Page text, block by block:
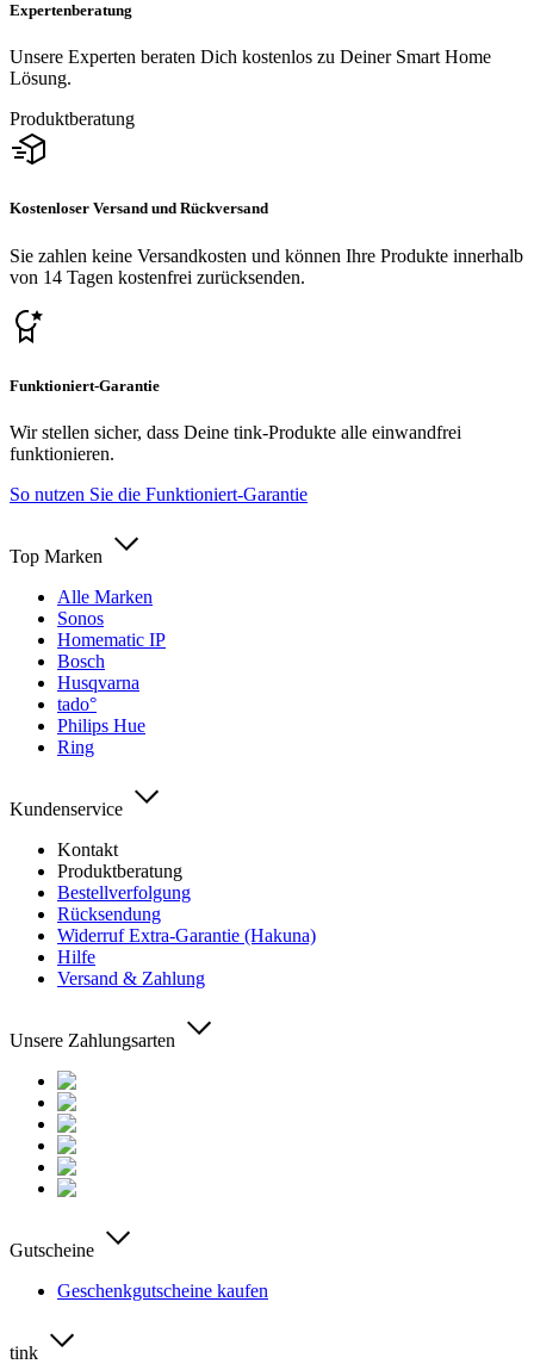
Expertenberatung
Unsere Experten beraten Dich kostenlos zu Deiner Smart Home
Lösung.
Produktberatung
Kostenloser Versand und Rückversand
Sie zahlen keine Versandkosten und können Ihre Produkte innerhalb
von 14 Tagen kostenfrei zurücksenden.
Funktioniert-Garantie
Wir stellen sicher, dass Deine tink-Produkte alle einwandfrei
funktionieren.
So nutzen Sie die Funktioniert-Garantie
Top Marken
Alle Marken
Sonos
Homematic IP
Bosch
Husqvarna
tado°
Philips Hue
Ring
Kundenservice
Kontakt
Produktberatung
Bestellverfolgung
Rücksendung
Widerruf Extra-Garantie (Hakuna)
Hilfe
Versand & Zahlung
Unsere Zahlungsarten
Gutscheine
Geschenkgutscheine kaufen
tink